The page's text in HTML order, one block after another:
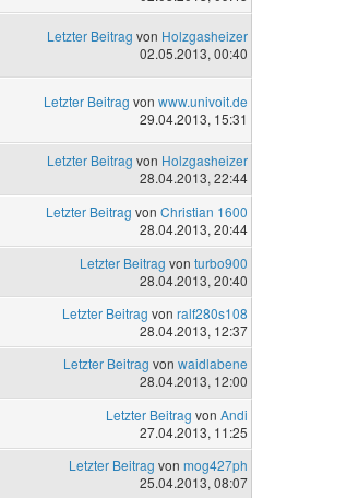
Letzter Beitrag von Holzgasheizer
02.05.2013, 00:40
Letzter Beitrag von www.univoit.de
29.04.2013, 15:31
Letzter Beitrag von Holzgasheizer
28.04.2013, 22:44
Letzter Beitrag von Christian 1600
28.04.2013, 20:44
Letzter Beitrag von turbo900
28.04.2013, 20:40
Letzter Beitrag von ralf280s108
28.04.2013, 12:37
Letzter Beitrag von waidlabene
28.04.2013, 12:00
Letzter Beitrag von Andi
27.04.2013, 11:25
Letzter Beitrag von mog427ph
25.04.2013, 08:07